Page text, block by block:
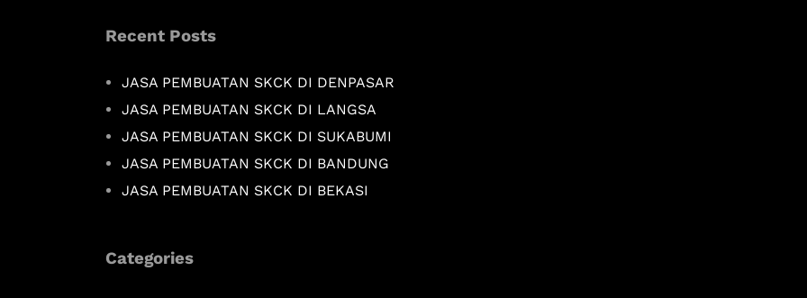
Recent Posts
JASA PEMBUATAN SKCK DI DENPASAR
JASA PEMBUATAN SKCK DI LANGSA
JASA PEMBUATAN SKCK DI SUKABUMI
JASA PEMBUATAN SKCK DI BANDUNG
JASA PEMBUATAN SKCK DI BEKASI
Categories